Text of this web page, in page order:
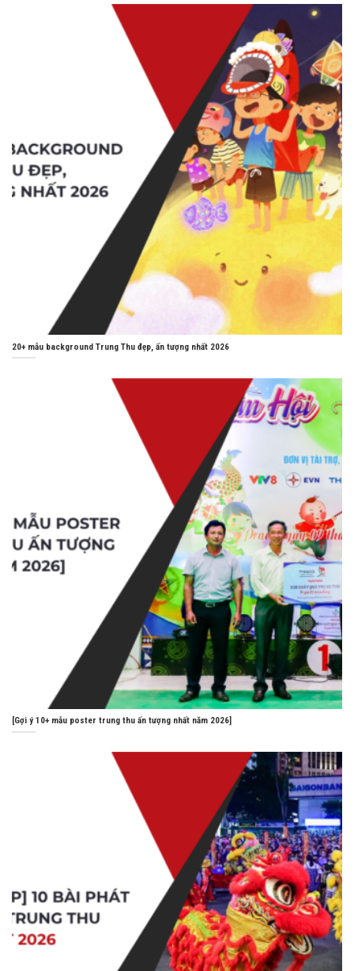
20+ mẫu background Trung Thu đẹp, ấn tượng nhất 2026
[Gợi ý 10+ mẫu poster trung thu ấn tượng nhất năm 2026]